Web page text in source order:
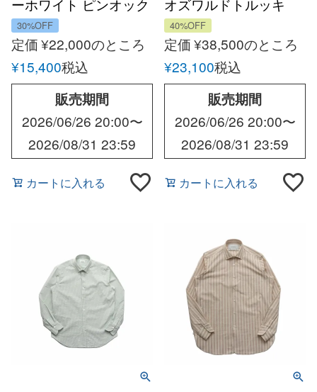
ーホワイト ピンオック
スボタンダウンシャツ
30%OFF
定価¥22,000のところ
¥15,400税込
販売期間
2026/06/26 20:00〜
2026/08/31 23:59
カートに入れる
オズワルドトルッキ
HAWAII ハワイアンリ
ネンオープンカラーシ
ャツ
40%OFF
定価¥38,500のところ
¥23,100税込
販売期間
2026/06/26 20:00〜
2026/08/31 23:59
カートに入れる